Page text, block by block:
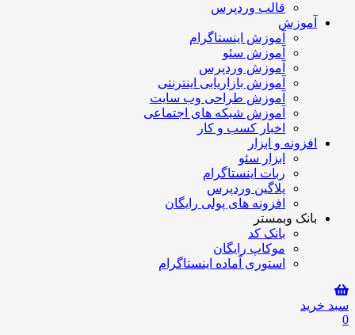
قالب وردپرس
آموزش
آموزش اینستاگرام
آموزش سئو
آموزش وردپرس
آموزش بازاریابی اینترنتی
آموزش طراحی وب سایت
آموزش شبکه های اجتماعی
اخبار کسب و کار
افزونه و ابزار
ابزار سئو
ربات اینستاگرام
پلاگین وردپرس
افزونه های پولی رایگان
بانک وبمستر
بانک کد
موکاپ رایگان
استوری آماده اینستاگرام
سبد خرید
0